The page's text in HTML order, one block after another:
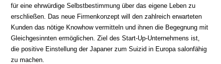
für eine ehrwürdige Selbstbestimmung über das eigene Leben zu
erschließen. Das neue Firmenkonzept will den zahlreich erwarteten
Kunden das nötige Knowhow vermitteln und ihnen die Begegnung mit
Gleichgesinnten ermöglichen. Ziel des Start-Up-Unternehmens ist,
die positive Einstellung der Japaner zum Suizid in Europa salonfähig
zu machen.